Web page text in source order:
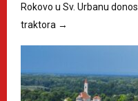
Rokovo u Sv. Urbanu
traktora →